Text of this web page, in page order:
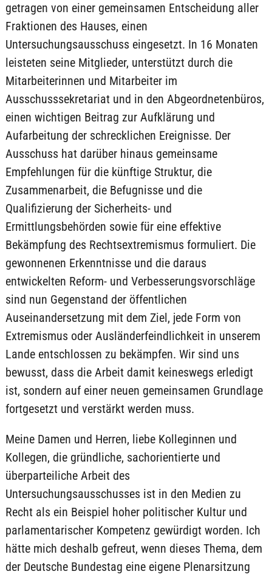
getragen von einer gemeinsamen Entscheidung aller
Fraktionen des Hauses, einen
Untersuchungsausschuss eingesetzt. In 16 Monaten
leisteten seine Mitglieder, unterstützt durch die
Mitarbeiterinnen und Mitarbeiter im
Ausschusssekretariat und in den Abgeordnetenbüros,
einen wichtigen Beitrag zur Aufklärung und
Aufarbeitung der schrecklichen Ereignisse. Der
Ausschuss hat darüber hinaus gemeinsame
Empfehlungen für die künftige Struktur, die
Zusammenarbeit, die Befugnisse und die
Qualifizierung der Sicherheits- und
Ermittlungsbehörden sowie für eine effektive
Bekämpfung des Rechtsextremismus formuliert. Die
gewonnenen Erkenntnisse und die daraus
entwickelten Reform- und Verbesserungsvorschläge
sind nun Gegenstand der öffentlichen
Auseinandersetzung mit dem Ziel, jede Form von
Extremismus oder Ausländerfeindlichkeit in unserem
Lande entschlossen zu bekämpfen. Wir sind uns
bewusst, dass die Arbeit damit keineswegs erledigt
ist, sondern auf einer neuen gemeinsamen Grundlage
fortgesetzt und verstärkt werden muss.
Meine Damen und Herren, liebe Kolleginnen und
Kollegen, die gründliche, sachorientierte und
überparteiliche Arbeit des
Untersuchungsausschusses ist in den Medien zu
Recht als ein Beispiel hoher politischer Kultur und
parlamentarischer Kompetenz gewürdigt worden. Ich
hätte mich deshalb gefreut, wenn dieses Thema, dem
der Deutsche Bundestag eine eigene Plenarsitzung